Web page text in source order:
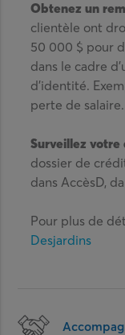
Obtenez un
clientèle ont
50 000 $ pour
dans le cadre
d’identité.
perte de salaire.
Surveillez
dossier de
dans AccèsD,
Pour plus de
Desjardins